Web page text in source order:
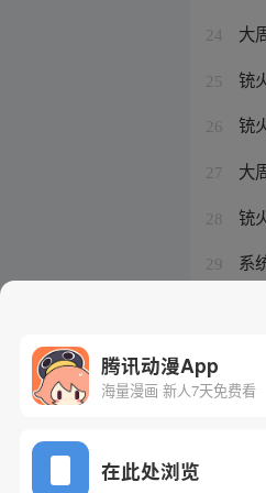
24 大
25 铳
26 铳
27 大
28 铳
29 系
腾讯动漫App
海量漫画 新人7天免费看
在此处浏览